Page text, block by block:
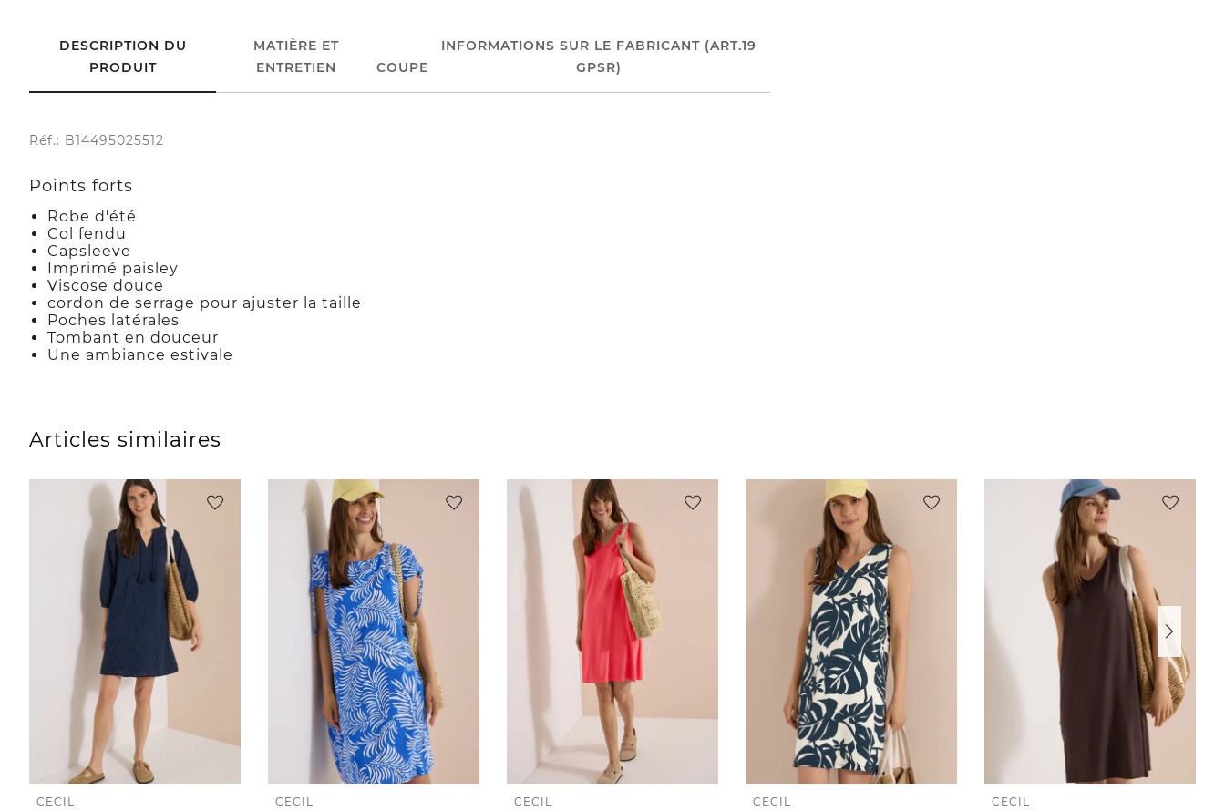
DESCRIPTION DU
PRODUIT
MATIÈRE ET
ENTRETIEN
COUPE
INFORMATIONS SUR LE FABRICANT (ART.19
GPSR)
Réf.: B14495025512
Points forts
Robe d'été
Col fendu
Capsleeve
Imprimé paisley
Viscose douce
cordon de serrage pour ajuster la taille
Poches latérales
Tombant en douceur
Une ambiance estivale
Articles similaires
CECIL CECIL CECIL CECIL CECIL